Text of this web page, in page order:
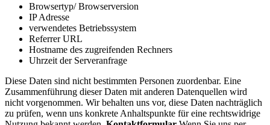
Browsertyp/ Browserversion
IP Adresse
verwendetes Betriebssystem
Referrer URL
Hostname des zugreifenden Rechners
Uhrzeit der Serveranfrage
Diese Daten sind nicht bestimmten Personen zuordenbar. Eine
Zusammenführung dieser Daten mit anderen Datenquellen wird
nicht vorgenommen. Wir behalten uns vor, diese Daten nachträglich
zu prüfen, wenn uns konkrete Anhaltspunkte für eine rechtswidrige